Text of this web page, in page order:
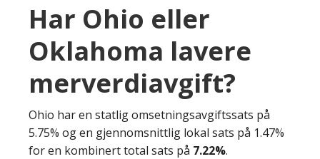
Har Ohio eller
Oklahoma lavere
merverdiavgift?
Ohio har en statlig omsetningsavgiftssats på
5.75% og en gjennomsnittlig lokal sats på 1.47%
for en kombinert total sats på 7.22%.